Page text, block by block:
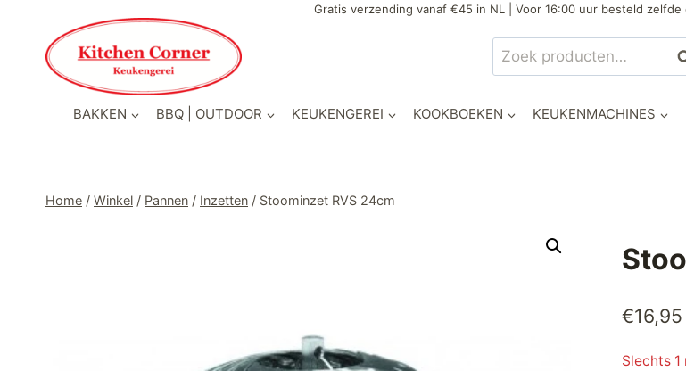
inhoud
Gratis verzending vanaf €45 in NL | Voor 16:00 uur besteld
Zoeken
naar:
BAKKEN BBQ | OUTDOOR KEUKENGEREI KOOKBOEKEN KEUKENMACHINES
Home / Winkel / Pannen / Inzetten / Stoominzet RVS 24cm
€16,95
Slechts